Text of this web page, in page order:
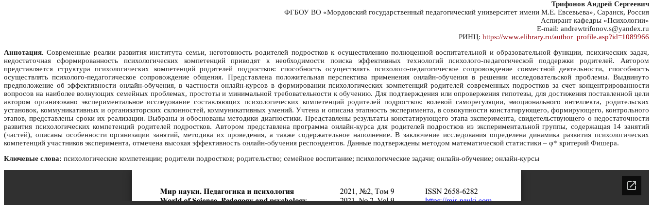
Трифонов Андрей Сергеевич
ФГБОУ ВО «Мордовский государственный педагогический университет имени М.Е. Евсевьева», Саранск, Россия
Аспирант кафедры «Психологии»
E-mail: andrewtrifonov.s@yandex.ru
РИНЦ: https://www.elibrary.ru/author_profile.asp?id=1089966
Аннотация. Современные реалии развития института семьи, неготовность родителей подростков к осуществлению полноценной воспитательной и образовательной функции, психических задач,
недостаточная сформированность психологических компетенций приводят к необходимости поиска эффективных технологий психолого-педагогической поддержки родителей. Автором
представляется структура психологических компетенций родителей подростков: способность осуществлять психолого-педагогическое сопровождение совместной деятельности, способность
осуществлять психолого-педагогическое сопровождение общения. Представлена положительная перспектива применения онлайн-обучения в решении исследовательской проблемы. Выдвинуто
предположение об эффективности онлайн-обучения, в частности онлайн-курсов в формировании психологических компетенций родителей современных подростков за счет концентрированности
вопросов на наиболее волнующих семейных проблемах, простоты и минимальной требовательности к обучению. Для подтверждения или опровержения гипотезы, для достижения поставленной цели
автором организовано экспериментальное исследование составляющих психологических компетенций родителей подростков: волевой саморегуляции, эмоционального интеллекта, родительских
установок, коммуникативных и организаторских склонностей, коммуникативных умений. Учтена и описана этапность эксперимента, в совокупности констатирующего, формирующего, контрольного
этапов, представлены сроки их реализации. Выбраны и обоснованы методики диагностики. Представлены результаты констатирующего этапа эксперимента, свидетельствующего о недостаточности
развития психологических компетенций родителей подростков. Автором представлена программа онлайн-курса для родителей подростков из экспериментальной группы, содержащая 14 занятий
(частей), описаны особенности организации занятий, методика их проведения, а также содержательное наполнение. В заключение исследования определена динамика развития психологических
компетенций участников эксперимента, отмечена высокая эффективность онлайн-обучения респондентов. Данные подтверждены методом математической статистики – φ* критерий Фишера.
Ключевые слова: психологические компетенции; родители подростков; родительство; семейное воспитание; психологические задачи; онлайн-обучение; онлайн-курсы